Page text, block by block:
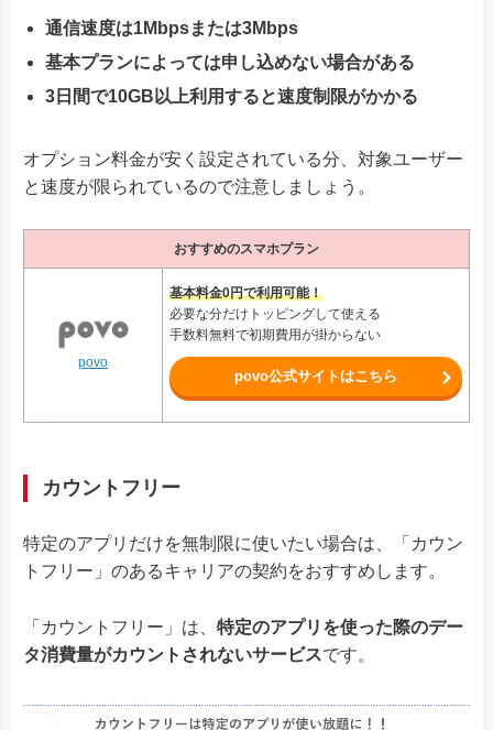
通信速度は1Mbpsまたは3Mbps
基本プランによっては申し込めない場合がある
3日間で10GB以上利用すると速度制限がかかる
オプション料金が安く設定されている分、対象ユーザー
と速度が限られているので注意しましょう。
おすすめのスマホプラン
povo
基本料金0円で利用可能！
必要な分だけトッピングして使える
手数料無料で初期費用が掛からない
povo公式サイトはこちら
カウントフリー
特定のアプリだけを無制限に使いたい場合は、「カウン
トフリー」のあるキャリアの契約をおすすめします。
「カウントフリー」は、 特定のアプリを使った際のデー
タ消費量がカウントされないサービスです。